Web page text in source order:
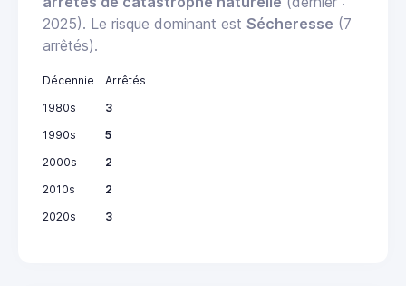
2025). Le risque dominant est Sécheresse (7
arrêtés).
Décennie
Arrêtés
1980s
3
1990s
5
2000s
2
2010s
2
2020s
3